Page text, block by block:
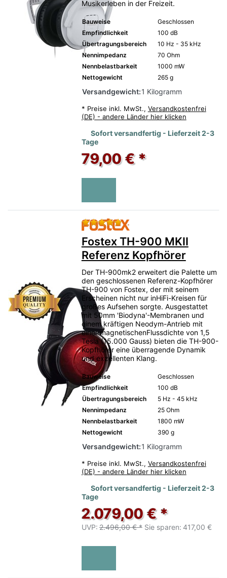
Musikerleben in der Freizeit.
Bauweise
Geschlossen
Empfindlichkeit
100 dB
Übertragungsbereich
10 Hz - 35 kHz
Nennimpedanz
70 Ohm
Nennbelastbarkeit
1000 mW
Nettogewicht
265 g
Versandgewicht:1 Kilogramm
* Preise inkl. MwSt., Versandkostenfrei
(DE) - andere Länder hier klicken
Sofort versandfertig - Lieferzeit 2-3
Tage
79,00 € *
Bewertung: 5 von 5
Fostex TH-900 MKII
Referenz Kopfhörer
Der TH-900mk2 erweitert die Palette um
den geschlossenen Referenz-Kopfhörer
TH-900 von Fostex, der mit seinem
Erscheinen nicht nur inHiFi-Kreisen für
großes Aufsehen sorgte. Ausgestattet
mit 50mm 'Biodyna'-Membranen und
einem kräftigen Neodym-Antrieb mit
einer magnetischenFlussdichte von 1,5
Tesla (15.000 Gauss) bieten die TH-900-
Kopfhörer eine überragende Dynamik
und exzellenten Klang.
Bauweise
Geschlossen
Empfindlichkeit
100 dB
Übertragungsbereich
5 Hz - 45 kHz
Nennimpedanz
25 Ohm
Nennbelastbarkeit
1800 mW
Nettogewicht
390 g
Versandgewicht:1 Kilogramm
* Preise inkl. MwSt., Versandkostenfrei
(DE) - andere Länder hier klicken
Sofort versandfertig - Lieferzeit 2-3
Tage
2.079,00 € *
UVP: 2.496,00 € * Sie sparen: 417,00 €